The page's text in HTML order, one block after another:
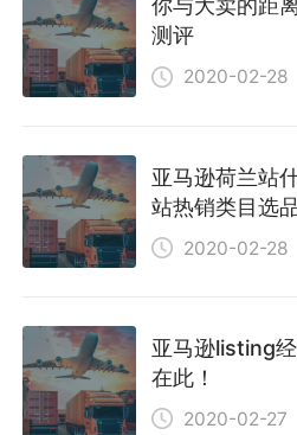
你与大卖的距
测评
2020-02-28
亚马逊荷兰站
站热销类目选
2020-02-28
亚马逊listing
在此！
2020-02-27